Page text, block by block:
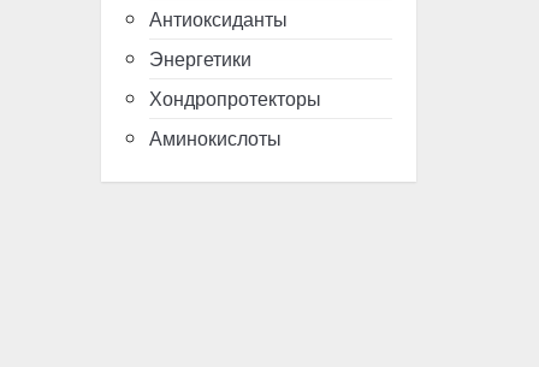
Антиоксиданты
Энергетики
Хондропротекторы
Аминокислоты